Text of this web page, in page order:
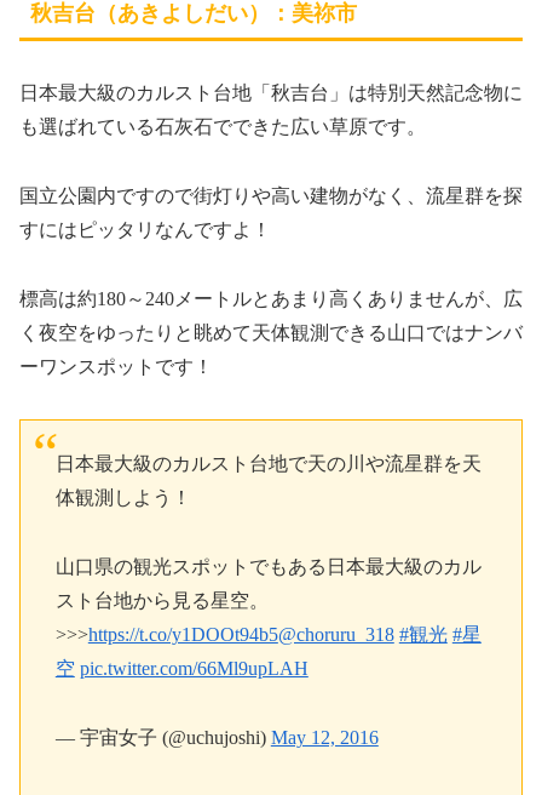
秋吉台（あきよしだい）：美祢市
日本最大級のカルスト台地 「秋吉台」 は特別天然記念物に
も選ばれている石灰石でできた広い草原です。
国立公園内ですので街灯りや高い建物がなく、 流星群を探
すにはピッタリ なんですよ！
標高は約180～240メートルとあまり高くありませんが、広
く夜空をゆったりと眺めて天体観測できる山口ではナンバ
ーワンスポットです！
日本最大級のカルスト台地で天の川や流星群を天
体観測しよう！
山口県の観光スポットでもある日本最大級のカル
スト台地から見る星空。
>>>https://t.co/y1DOOt94b5@choruru_318 #観光 #星
空 pic.twitter.com/66Ml9upLAH
— 宇宙女子 (@uchujoshi) May 12, 2016